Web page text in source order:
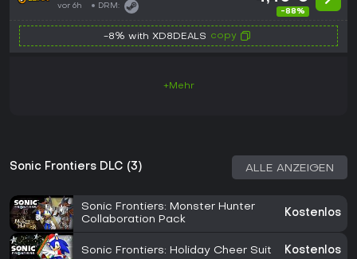
vor 6h DRM:
-88%
-8% with XD8DEALS copy
+Mehr
Sonic Frontiers DLC (3) ALLE ANZEIGEN
Sonic Frontiers: Monster Hunter
Collaboration Pack
Kostenlos
Sonic Frontiers: Holiday Cheer Suit Kostenlos